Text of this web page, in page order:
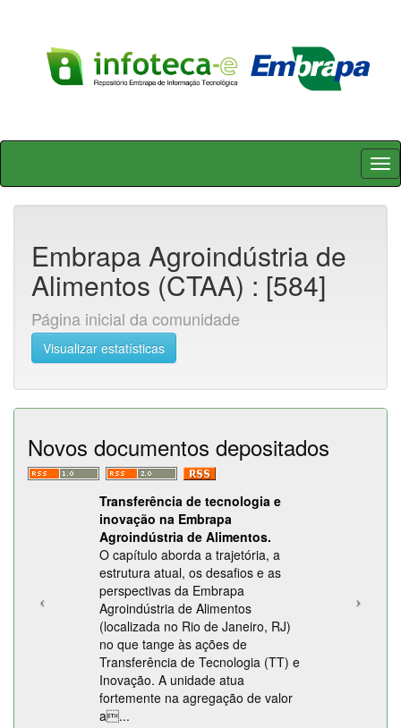
Skip
Embrapa Agroindústria de
Alimentos (CTAA) : [584]
Página inicial da comunidade
Visualizar estatísticas
Novos documentos depositados
Transferência de tecnologia e
inovação na Embrapa
Agroindústria de Alimentos.
O capítulo aborda a trajetória, a
estrutura atual, os desafios e as
perspectivas da Embrapa
Agroindústria de Alimentos
(localizada no Rio de Janeiro, RJ)
no que tange às ações de
Transferência de Tecnologia (TT) e
Inovação. A unidade atua
fortemente na agregação de valor
a...